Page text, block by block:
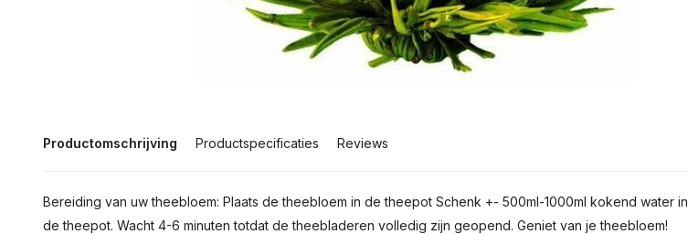
Productomschrijving Productspecificaties Reviews
Bereiding van uw theebloem: Plaats de theebloem in de theepot Schenk +- 500ml-1000ml kokend water in
de theepot. Wacht 4-6 minuten totdat de theebladeren volledig zijn geopend. Geniet van je theebloem!